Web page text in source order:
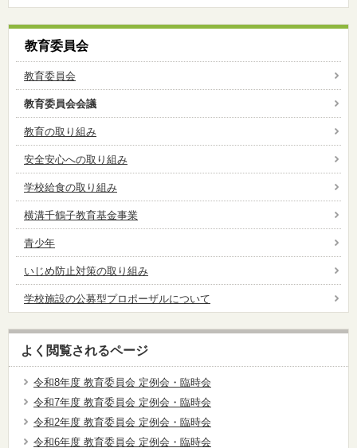
教育委員会
教育委員会
教育委員会会議
教育の取り組み
安全安心への取り組み
学校給食の取り組み
横溝千鶴子教育基金事業
青少年
いじめ防止対策の取り組み
学校施設の公募型プロポーザルについて
よく閲覧されるページ
令和8年度 教育委員会 定例会・臨時会
令和7年度 教育委員会 定例会・臨時会
令和2年度 教育委員会 定例会・臨時会
令和6年度 教育委員会 定例会・臨時会